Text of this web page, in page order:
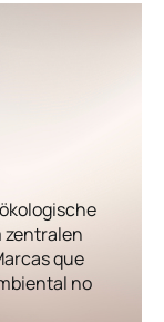
zentralen
que
no